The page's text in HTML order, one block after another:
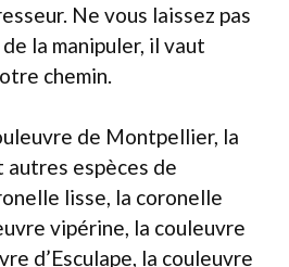
Ne vous laissez pas
la manipuler, il vaut
chemin.
de Montpellier, la
autres espèces de
lisse, la coronelle
vipérine, la couleuvre
d’Esculape, la couleuvre